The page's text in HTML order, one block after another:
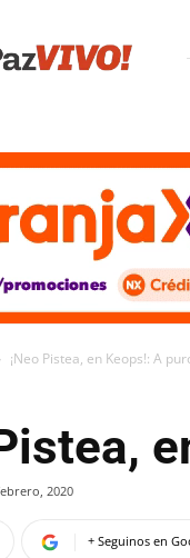
¡Neo Pistea, en Keops!: A
2020
+ Seguinos en